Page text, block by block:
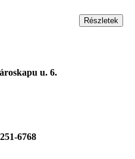
Részletek
u. 6.
6768